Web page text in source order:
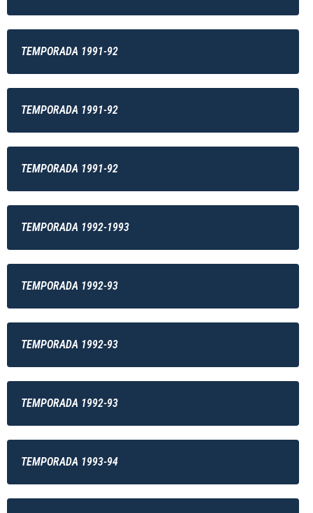
TEMPORADA 1991-92
TEMPORADA 1991-92
TEMPORADA 1991-92
TEMPORADA 1992-1993
TEMPORADA 1992-93
TEMPORADA 1992-93
TEMPORADA 1992-93
TEMPORADA 1993-94